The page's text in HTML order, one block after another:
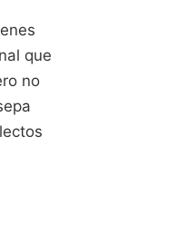
que
no